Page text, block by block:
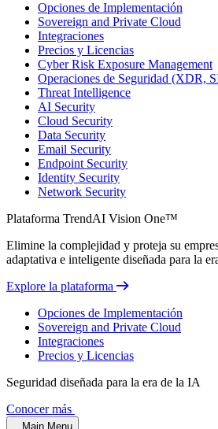
Opciones de Implementación
Sovereign and Private Cloud
Integraciones
Precios y Licencias
Cyber Risk Exposure Management
Operaciones de Seguridad (XDR,
Threat Intelligence
AI Security
Cloud Security
Data Security
Email Security
Endpoint Security
Identity Security
Network Security
Plataforma TrendAI Vision One™
Elimine la complejidad y proteja su
adaptativa e inteligente diseñada para la
Explore la plataforma
Opciones de Implementación
Sovereign and Private Cloud
Integraciones
Precios y Licencias
Seguridad diseñada para la era de la IA
Conocer más
Main Menu